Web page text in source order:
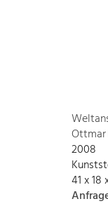
2008
41 x 18